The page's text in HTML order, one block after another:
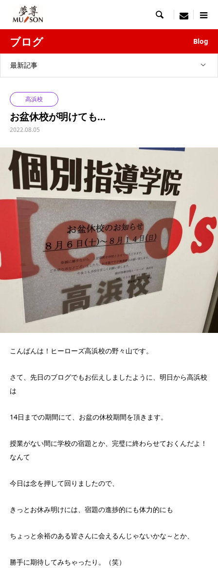
 menu
ブログ Blog
最新記事
高浜校
お盆休校が明けても…
2022.08.05
こんばんは！ヒーローズ高浜校の野々山です。
さて、先日のブログでもお伝えしましたように、明日から高浜校
は
14日までの期間にて、お盆の休校期間を頂きます。
授業がない間に学校の宿題とか、完璧に終わらせておくんだよ！
なんて
今日は念を押して回りましたので、
きっとお休み明けには、宿題の進捗的にも体力的にも
ちょっと余裕のある皆さんに会えるんじゃないかな～とか、
勝手に期待してみちゃったり。（笑）